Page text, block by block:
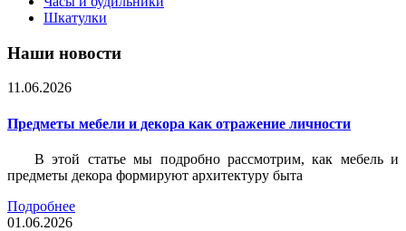
Шкатулки
Наши новости
11.06.2026
Предметы мебели и декора как отражение личности
В этой статье мы подробно рассмотрим, как мебель и
предметы декора формируют архитектуру быта
Подробнее
01.06.2026